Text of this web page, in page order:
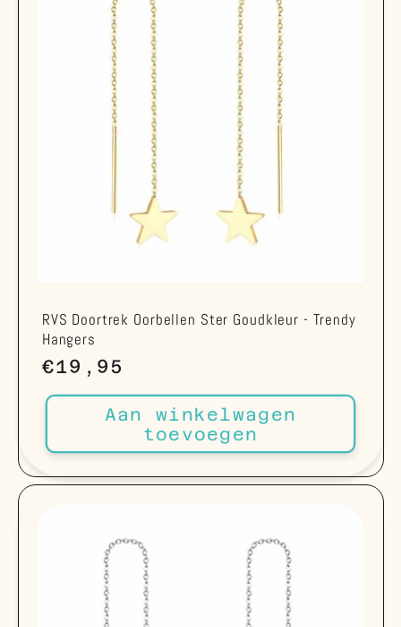
RVS Doortrek Oorbellen Ster Goudkleur - Trendy
Hangers
Normale
prijs
€19,95
Aan winkelwagen
toevoegen